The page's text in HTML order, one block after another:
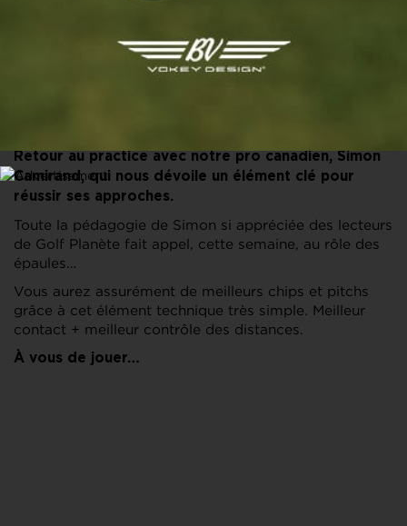
PARTAGER CET ARTICLE
Retour au practice avec notre pro canadien, Simon
Camirand, qui nous dévoile un élément clé pour
réussir ses approches.
Toute la pédagogie de Simon si appréciée des lecteurs
de Golf Planète fait appel, cette semaine, au rôle des
épaules…
Vous aurez assurément de meilleurs chips et pitchs
grâce à cet élément technique très simple. Meilleur
contact + meilleur contrôle des distances.
À vous de jouer…